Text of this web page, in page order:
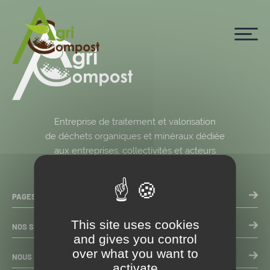
Entreprise de traitement et valorisation
de déchets organiques et minéraux dédiée
aux entreprises, collectivités et acteurs
PAGES DU SITE
NOS SERVICES
NOUS RETROUVER
Cookies management panel
This site uses cookies
and gives you control
over what you want to